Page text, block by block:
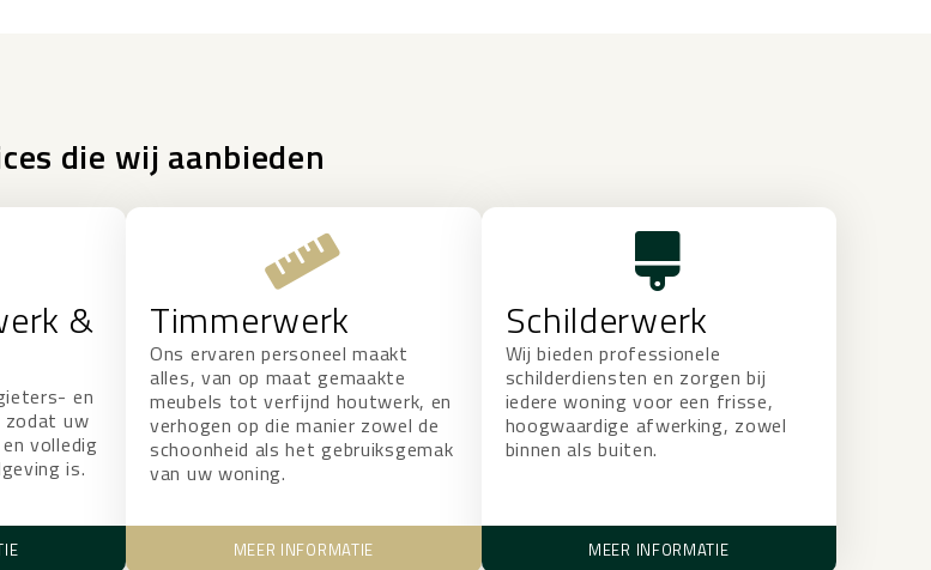
die wij aanbieden
&
en
uw
volledig
is.
Timmerwerk
MEER INFORMATIE
Ons ervaren personeel maakt
alles, van op maat gemaakte
meubels tot verfijnd houtwerk, en
verhogen op die manier zowel de
schoonheid als het gebruiksgemak
van uw woning.
Schilderwerk
MEER INFORMATIE
Wij bieden professionele
schilderdiensten en zorgen bij
iedere woning voor een frisse,
hoogwaardige afwerking, zowel
binnen als buiten.